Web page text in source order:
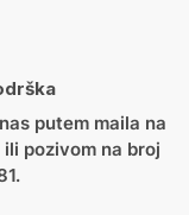
putem maila na
pozivom na broj